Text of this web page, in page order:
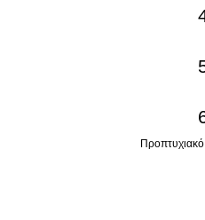
Προπτυχιακό